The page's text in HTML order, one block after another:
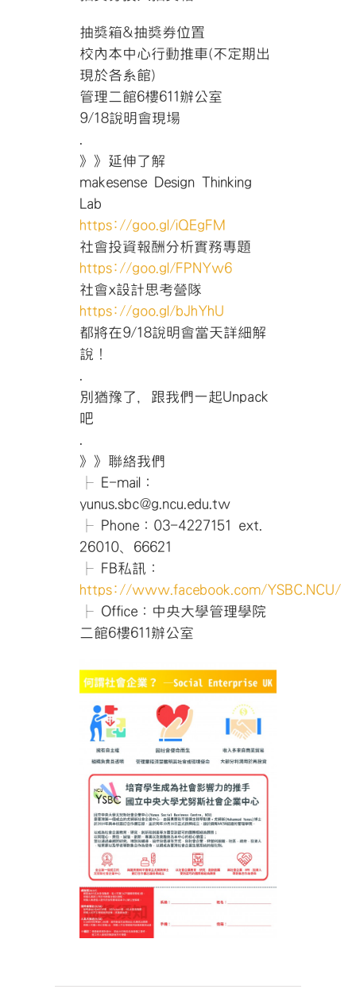
抽獎箱&抽獎券位置
校內本中心行動推車(不定期出
現於各系館)
管理二館6樓611辦公室
9/18說明會現場
》》延伸了解
makesense Design Thinking
Lab
https://goo.gl/iQEgFM
社會投資報酬分析實務專題
https://goo.gl/FPNYw6
社會x設計思考營隊
https://goo.gl/bJhYhU
都將在9/18說明會當天詳細解
說！
別猶豫了，跟我們一起Unpack
吧
》》聯絡我們
├ E-mail：
yunus.sbc@g.ncu.edu.tw
├ Phone：03-4227151 ext.
26010、66621
├ FB私訊：
https://www.facebook.com/YSBC.NCU/
├ Office：中央大學管理學院
二館6樓611辦公室